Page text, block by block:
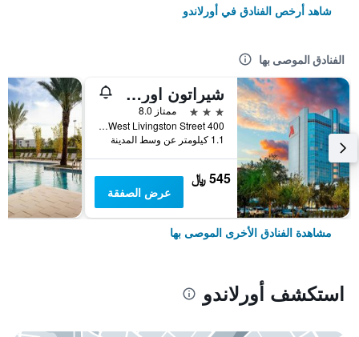
شاهد أرخص الفنادق في أورلاندو
الفنادق الموصى بها
شيراتون اورلاندو داون تاون
3 نجوم
ممتاز 8.0
400 West Livingston Street, أورلاندو, FL, الولايات المتحدة الأميريكية
1.1 كيلومتر عن وسط المدينة
545 ﷼
عرض الصفقة
مشاهدة الفنادق الأخرى الموصى بها
استكشف أورلاندو